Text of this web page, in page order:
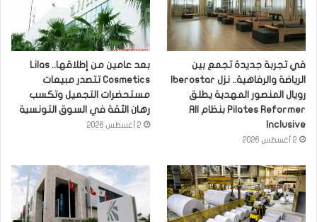
في تجربة جديدة تجمع بين
رويال المنصور المهدية يطلق
Pilates Reformer بنظام All
Inclusive
2 أغسطس 2026
بعد عامين من إطلاقها.. Lilas
Cosmetics تتصدر مبيعات
مستحضرات التجميل وتكسب
رهان الثقة في السوق التونسية
2 أغسطس 2026